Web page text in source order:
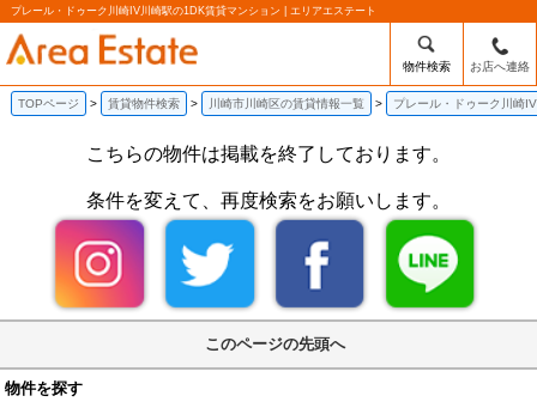
プレール・ドゥーク川崎IV川崎駅の1DK賃貸マンション | エリアエステート
物件検索 お店へ連絡
TOPページ 賃貸物件検索 川崎市川崎区の賃貸情報一覧 プレール・ドゥーク川崎
こちらの物件は掲載を終了しております。
条件を変えて、再度検索をお願いします。
このページの先頭へ
物件を探す